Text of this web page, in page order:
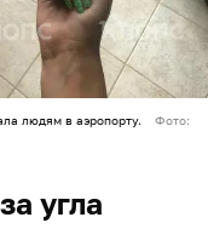
людям в аэропорту.
Фото:
угла